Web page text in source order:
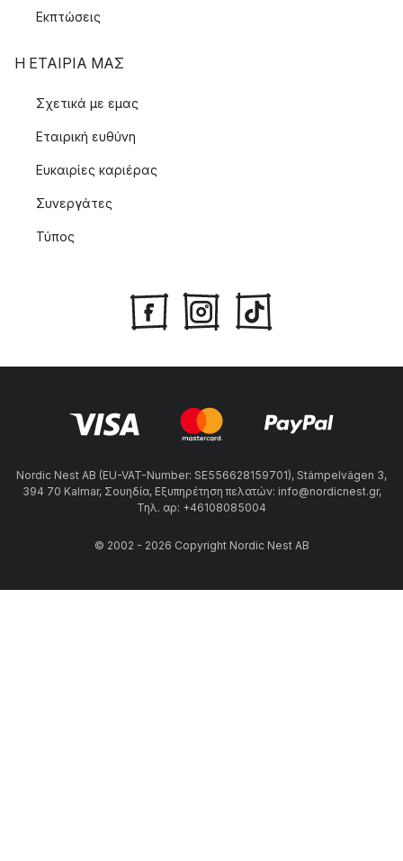
Εκπτώσεις
Η ΕΤΑΊΡΙΑ ΜΑΣ
Σχετικά με εμας
Εταιρική ευθύνη
Ευκαιρίες καριέρας
Συνεργάτες
Τύπος
Nordic Nest AB (EU-VAT-Number: SE556628159701), Stämpelvägen 3,
394 70 Kalmar, Σουηδία, Εξυπηρέτηση πελατών: info@nordicnest.gr,
Τηλ. αρ: +46108085004
© 2002 - 2026 Copyright Nordic Nest AB